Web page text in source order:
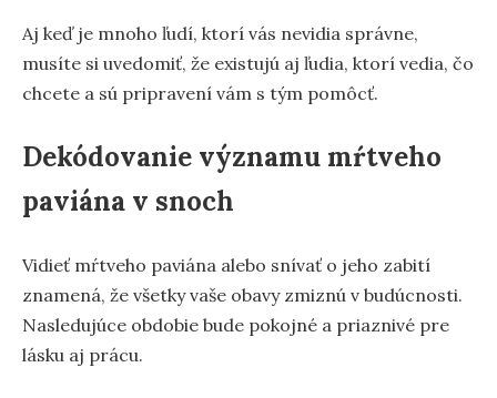
Aj keď je mnoho ľudí, ktorí vás nevidia správne,
musíte si uvedomiť, že existujú aj ľudia, ktorí vedia, čo
chcete a sú pripravení vám s tým pomôcť.
Dekódovanie významu mŕtveho
paviána v snoch
Vidieť mŕtveho paviána alebo snívať o jeho zabití
znamená, že všetky vaše obavy zmiznú v budúcnosti.
Nasledujúce obdobie bude pokojné a priaznivé pre
lásku aj prácu.